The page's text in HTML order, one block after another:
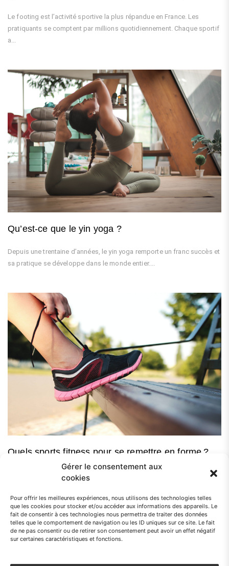
Gérer le consentement aux
cookies
Pour offrir les meilleures expériences, nous utilisons des technologies telles
que les cookies pour stocker et/ou accéder aux informations des appareils. Le
fait de consentir à ces technologies nous permettra de traiter des données
telles que le comportement de navigation ou les ID uniques sur ce site. Le fait
de ne pas consentir ou de retirer son consentement peut avoir un effet négatif
sur certaines caractéristiques et fonctions.
Le footing est l’activité sportive la plus répandue en France. Les
pratiquants se comptent par millions quotidiennement. Chaque sportif
a...
Qu’est-ce que le yin yoga ?
Depuis une trentaine d’années, le yin yoga remporte un franc succès et
sa pratique se développe dans le monde entier....
Quels sports fitness pour se remettre en forme ?
Vous avez envie d’une petite remise en forme ? Voilà une excellente